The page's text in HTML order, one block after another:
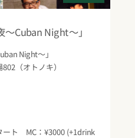
〜Cuban Night〜」
Night〜」
（オトノキ）
ート MC：¥3000 (+1drink